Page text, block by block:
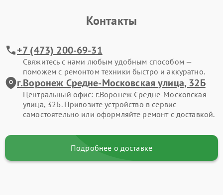
Контакты
+7 (473) 200-69-31
Свяжитесь с нами любым удобным способом —
поможем с ремонтом техники быстро и аккуратно.
г.Воронеж Средне-Московская улица, 32Б
Центральный офис: г.Воронеж Средне-Московская
улица, 32Б. Привозите устройство в сервис
самостоятельно или оформляйте ремонт с доставкой.
Подробнее о доставке